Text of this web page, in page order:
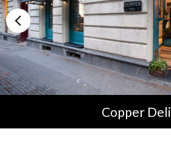
Jatetxeak
Planak
Copper Deli